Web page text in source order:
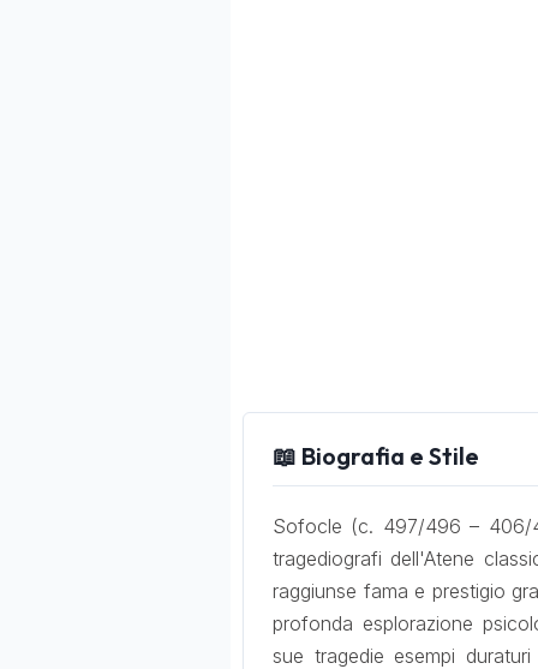
📖 Biografia e Stile
Sofocle (c. 497/496 – 406/
tragediografi dell'Atene
raggiunse fama e prestigio
profonda esplorazione
sue tragedie esempi